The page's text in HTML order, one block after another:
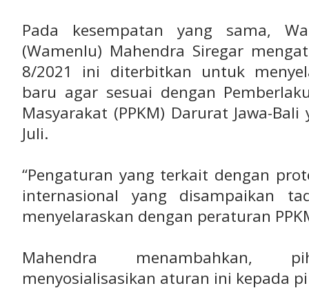
Pada kesempatan yang sama,
(Wamenlu) Mahendra Siregar
8/2021 ini diterbitkan untuk
baru agar sesuai dengan
Masyarakat (PPKM) Darurat Jawa-
Juli.
“Pengaturan yang terkait dengan
internasional yang disampaikan
menyelaraskan dengan peraturan
Mahendra menambahkan,
menyosialisasikan aturan ini kepada